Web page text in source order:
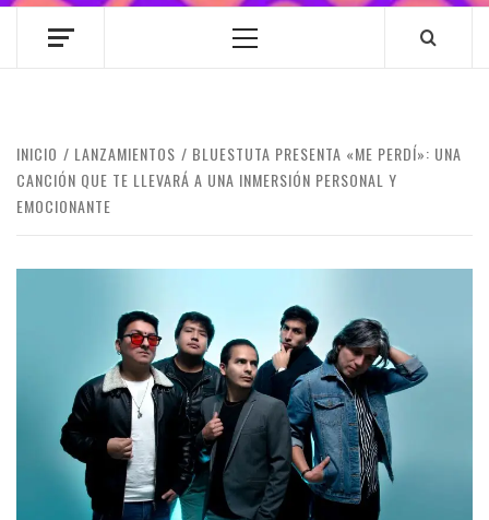
Menú
INICIO LANZAMIENTOS
BLUESTUTA PRESENTA «ME PERDÍ»: UNA
CANCIÓN QUE TE LLEVARÁ A UNA INMERSIÓN PERSONAL Y
EMOCIONANTE